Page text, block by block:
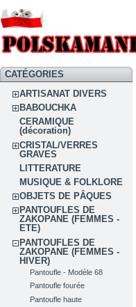
CATÉGORIES
ARTISANAT DIVERS
BABOUCHKA
CERAMIQUE
(décoration)
CRISTAL/VERRES
GRAVES
LITTERATURE
MUSIQUE & FOLKLORE
OBJETS DE PÂQUES
PANTOUFLES DE
ZAKOPANE (FEMMES -
ETE)
PANTOUFLES DE
ZAKOPANE (FEMMES -
HIVER)
Pantoufle - Modèle 68
Pantoufle fourée
Pantoufle haute